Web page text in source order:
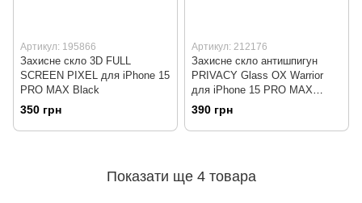
Артикул: 195866
Захисне скло 3D FULL
SCREEN PIXEL для iPhone 15
PRO MAX Black
350 грн
Артикул: 212176
Захисне скло антишпигун
PRIVACY Glass OX Warrior
для iPhone 15 PRO MAX
Black
390 грн
Показати ще 4 товара